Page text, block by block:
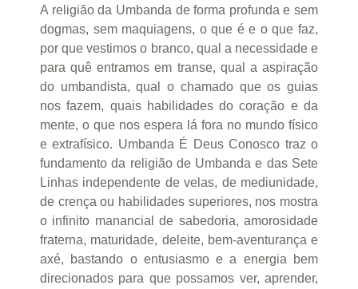
A religião da Umbanda de forma profunda e sem
dogmas, sem maquiagens, o que é e o que faz,
por que vestimos o branco, qual a necessidade e
para quê entramos em transe, qual a aspiração
do umbandista, qual o chamado que os guias
nos fazem, quais habilidades do coração e da
mente, o que nos espera lá fora no mundo físico
e extrafísico. Umbanda É Deus Conosco traz o
fundamento da religião de Umbanda e das Sete
Linhas independente de velas, de mediunidade,
de crença ou habilidades superiores, nos mostra
o infinito manancial de sabedoria, amorosidade
fraterna, maturidade, deleite, bem-aventurança e
axé, bastando o entusiasmo e a energia bem
direcionados para que possamos ver, aprender,